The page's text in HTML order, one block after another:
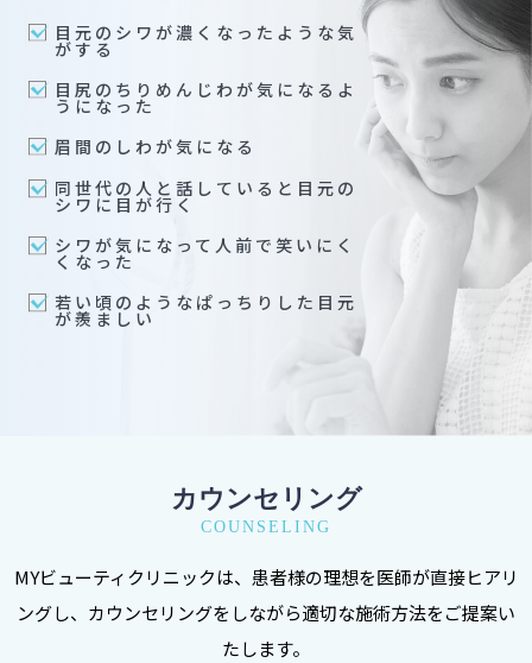
目元のシワが濃くなったような気
がする
目尻のちりめんじわが気になるよ
うになった
眉間のしわが気になる
同世代の人と話していると目元の
シワに目が行く
シワが気になって人前で笑いにく
くなった
若い頃のようなぱっちりした目元
が羨ましい
カウンセリング
COUNSELING
MYビューティクリニックは、患者様の理想を医師が直接ヒアリ
ングし、カウンセリングをしながら適切な施術方法をご提案い
たします。